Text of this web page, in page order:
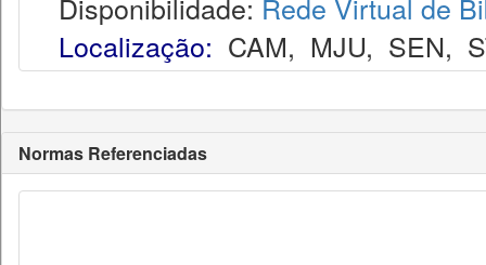
Localização: CAM, MJU, SEN,
Normas Referenciadas